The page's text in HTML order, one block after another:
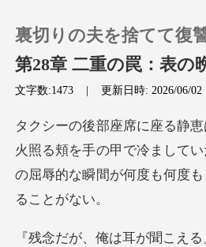
チャージ
閲覧履歴
裏切りの夫を捨てて復
第28章 二重の罠：表の
文字数:1473 |更新日時: 2026/06/02
る頬を手の甲で冷まして
の屈辱的
、俺は耳が